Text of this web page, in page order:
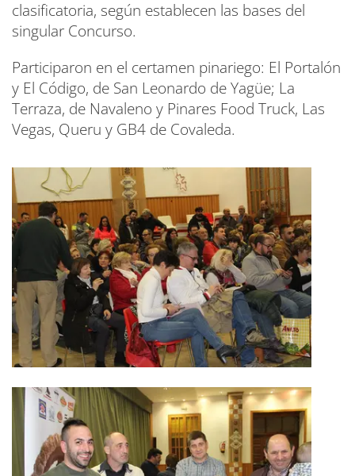
clasificatoria, según establecen las bases del
singular Concurso.
Participaron en el certamen pinariego: El Portalón
y El Código, de San Leonardo de Yagüe; La
Terraza, de Navaleno y Pinares Food Truck, Las
Vegas, Queru y GB4 de Covaleda.